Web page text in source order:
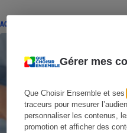
Gérer mes
Que Choisir Ensemble et ses
traceurs pour mesurer
personnaliser les contenus,
promotion et afficher des
ACTUALITÉ